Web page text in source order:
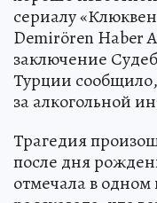
сериалу
Demirören Haber
заключение
Турции сообщило,
за алкогольной
Трагедия
после дня
отмечала в